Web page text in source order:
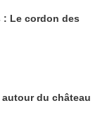
: Le cordon des
du château